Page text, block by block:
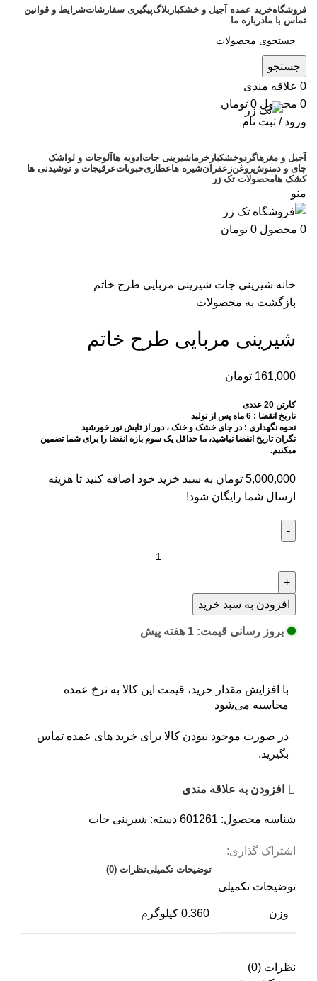
فروشگاهخرید عمده آجیل و خشکبار بلاگپیگیری سفارشاتشرایط و قوانین
تماس با مادرباره ما
جستجو
0 علاقه مندی
0 محصول 0 تومان
ورود / ثبت نام
آجیل و مغزهاگردوخشکبار خرماشیرینی جات ادویه ها آلوجات و لواشک
چای و دمنوشروغنزعفرانشیره هاعطاریحبوباتعرقیجات و نوشیدنی ها
کشک هامحصولات تک زر
منو
0 محصول 0 تومان
خانه شیرینی جات شیرینی مربایی طرح خاتم
بازگشت به محصولات
شیرینی مربایی طرح خاتم
161,000 تومان
کارتن 20 عددی
تاریخ انقضا : 6 ماه پس از تولید
نحوه نگهداری : در جای خشک و خنک ، دور از تابش نور خورشید
نگران تاریخ انقضا نباشید، ما حداقل یک سوم بازه انقضا را برای شما تضمین
میکنیم.
5,000,000 تومان به سبد خرید خود اضافه کنید تا هزینه
ارسال شما رایگان شود!
افزودن به سبد خرید
بروز رسانی قیمت: 1 هفته پیش
با افزایش مقدار خرید، قیمت این کالا به نرخ عمده
محاسبه می‌شود
در صورت موجود نبودن کالا برای خرید های عمده تماس
بگیرید.
افزودن به علاقه مندی
شناسه محصول: 601261 دسته: شیرینی جات
اشتراک گذاری:
توضیحات تکمیلینظرات (0)
توضیحات تکمیلی
وزن 0.360 کیلوگرم
نظرات (0)